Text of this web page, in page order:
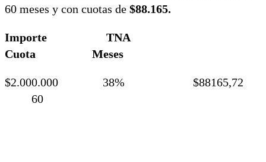
60 meses y con cuotas de $88.165.
Importe TNA
Cuota Meses
$2.000.000 38% $88165,72
60